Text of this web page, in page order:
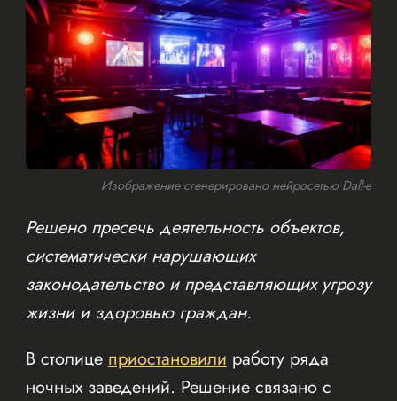
Изображение сгенерировано нейросетью Dall-e
Решено пресечь деятельность объектов,
систематически нарушающих
законодательство и представляющих угрозу
жизни и здоровью граждан.
В столице приостановили работу ряда
ночных заведений. Решение связано с